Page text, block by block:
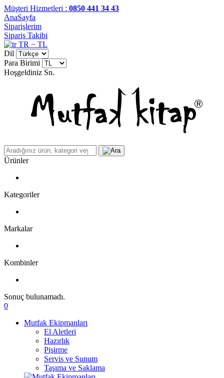
Müşteri Hizmetleri : 0850 441 34 43
AnaSayfa
Siparişlerim
Sipariş Takibi
TR − TL
Dil
Para Birimi
Hoşgeldiniz Sn.
Ürünler
Kategoriler
Markalar
Kombinler
Sonuç bulunamadı.
0
Mutfak Ekipmanları
El Aletleri
Hazırlık
Pişirme
Servis ve Sunum
Taşıma ve Saklama